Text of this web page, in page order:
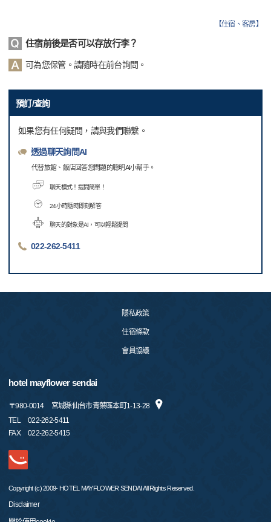
【住宿、客房】
住宿前後是否可以存放行李？
可為您保管。請隨時在前台詢問。
預訂/查詢
如果您有任何疑問，請與我們聯繫。
透過聊天詢問AI
代替旅館、飯店回答您問題的聰明AI小幫手。
聊天模式！提問簡單！
24小時隨時即刻解答
聊天的對象是AI，可以輕鬆提問
022-262-5411
隱私政策
住宿條款
會員協議
hotel mayflower sendai
〒980-0014
宮城縣仙台市青葉區本町1-13-28
TEL
022-262-5411
FAX
022-262-5415
Copyright (c) 2009- HOTEL MAYFLOWER SENDAI All Rights Reserved.
Disclaimer